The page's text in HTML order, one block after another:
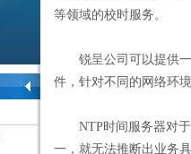
等领域的校时服务。
锐呈公司可以提供一
件，针对不同的网络环
NTP时间服务器对于
一，就无法推断出业务